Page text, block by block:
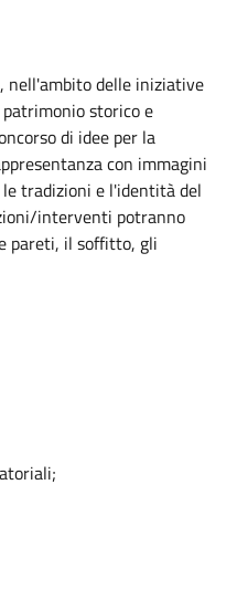
nell'ambito delle iniziative
storico e
di idee per la
con immagini
tradizioni e l'identità del
interventi potranno
pareti, il soffitto, gli